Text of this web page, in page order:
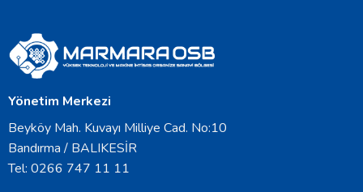
Yönetim Merkezi
Beyköy Mah. Kuvayı Milliye Cad. No:10
Bandırma / BALIKESİR
Tel: 0266 747 11 11